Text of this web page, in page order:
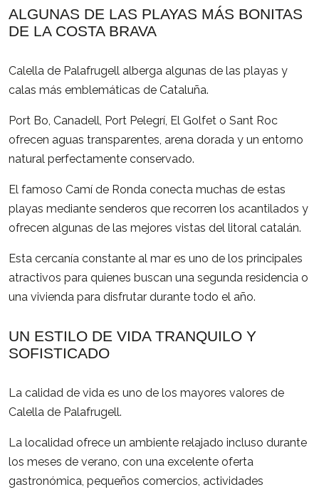
ALGUNAS DE LAS PLAYAS MÁS BONITAS
DE LA COSTA BRAVA
Calella de Palafrugell alberga algunas de las playas y
calas más emblemáticas de Cataluña.
Port Bo, Canadell, Port Pelegrí, El Golfet o Sant Roc
ofrecen aguas transparentes, arena dorada y un entorno
natural perfectamente conservado.
El famoso Camí de Ronda conecta muchas de estas
playas mediante senderos que recorren los acantilados y
ofrecen algunas de las mejores vistas del litoral catalán.
Esta cercanía constante al mar es uno de los principales
atractivos para quienes buscan una segunda residencia o
una vivienda para disfrutar durante todo el año.
UN ESTILO DE VIDA TRANQUILO Y
SOFISTICADO
La calidad de vida es uno de los mayores valores de
Calella de Palafrugell.
La localidad ofrece un ambiente relajado incluso durante
los meses de verano, con una excelente oferta
gastronómica, pequeños comercios, actividades